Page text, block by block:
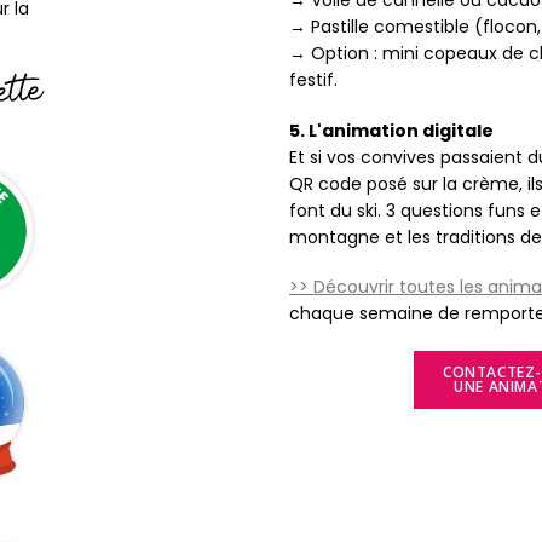
la
→ Pastille comestible
→ Option : mini copeaux de
festif.
5. L'animation digitale
Et si vos convives passaient
QR code posé sur la crème,
font du ski. 3 questions funs
montagne et les traditions de
>> Découvrir toutes les
chaque semaine de
CONTACTEZ-
UNE